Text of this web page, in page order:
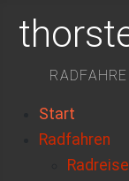
Start
Radfahren